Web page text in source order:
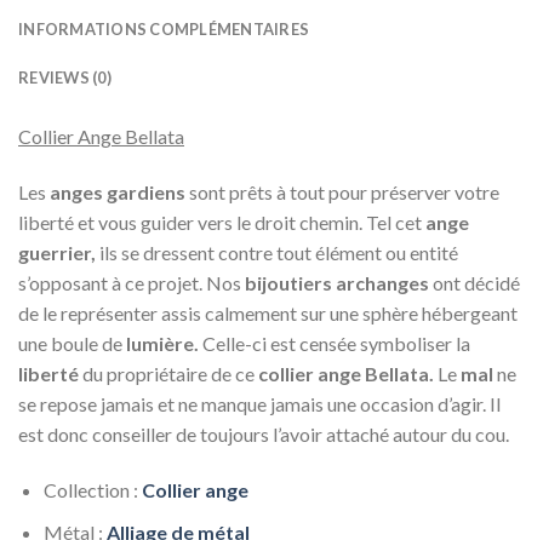
INFORMATIONS COMPLÉMENTAIRES
REVIEWS (0)
Collier Ange Bellata
Les anges gardiens sont prêts à tout pour préserver votre
liberté et vous guider vers le droit chemin. Tel cet ange
guerrier, ils se dressent contre tout élément ou entité
s’opposant à ce projet. Nos bijoutiers archanges ont décidé
de le représenter assis calmement sur une sphère hébergeant
une boule de lumière. Celle-ci est censée symboliser la
libertédu propriétaire de ce collier ange Bellata. Le mal ne
se repose jamais et ne manque jamais une occasion d’agir. Il
est donc conseiller de toujours l’avoir attaché autour du cou.
Collection : Collier ange
Métal : Alliage de métal